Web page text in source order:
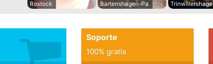
Rostock
Bartenshagen-Pa
Trinwillershage
Soporte
100% gratis